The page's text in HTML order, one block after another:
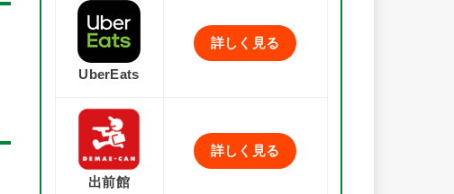
UberEats
詳しく見る
出前館
詳しく見る